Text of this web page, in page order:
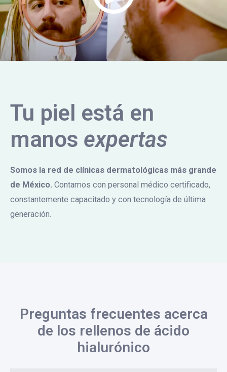
Tu piel está en
manos expertas
Somos la red de clínicas dermatológicas más grande
de México. Contamos con personal médico certificado,
constantemente capacitado y con tecnología de última
generación.
Preguntas frecuentes acerca
de los rellenos de ácido
hialurónico